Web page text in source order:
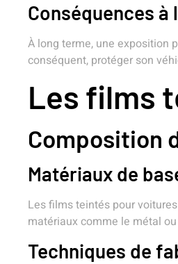
Conséquences à
À long terme, une exposition
conséquent, protéger son
Les films
Composition
Matériaux de
Les films teintés pour
matériaux comme le métal
Techniques de